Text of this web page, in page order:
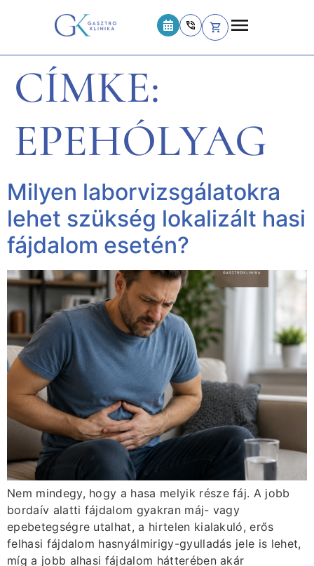
CÍMKE:
EPEHÓLYAG
Milyen laborvizsgálatokra
lehet szükség lokalizált hasi
fájdalom esetén?
Nem mindegy, hogy a hasa melyik része fáj. A jobb
bordaív alatti fájdalom gyakran máj- vagy
epebetegségre utalhat, a hirtelen kialakuló, erős
felhasi fájdalom hasnyálmirigy-gyulladás jele is lehet,
míg a jobb alhasi fájdalom hátterében akár